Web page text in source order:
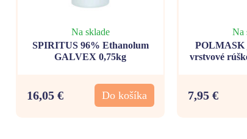
Na sklade
SPIRITUS 96% Ethanolum
GALVEX 0,75kg
16,05 € Do košíka
Na
POLMASK
vrstvové
7,95 €